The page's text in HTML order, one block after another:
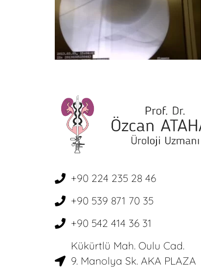
+90 224 235 28 46
+90 539 871 70 35
+90 542 414 36 31
Kükürtlü Mah. Oulu Cad.
9. Manolya Sk. AKA PLAZA